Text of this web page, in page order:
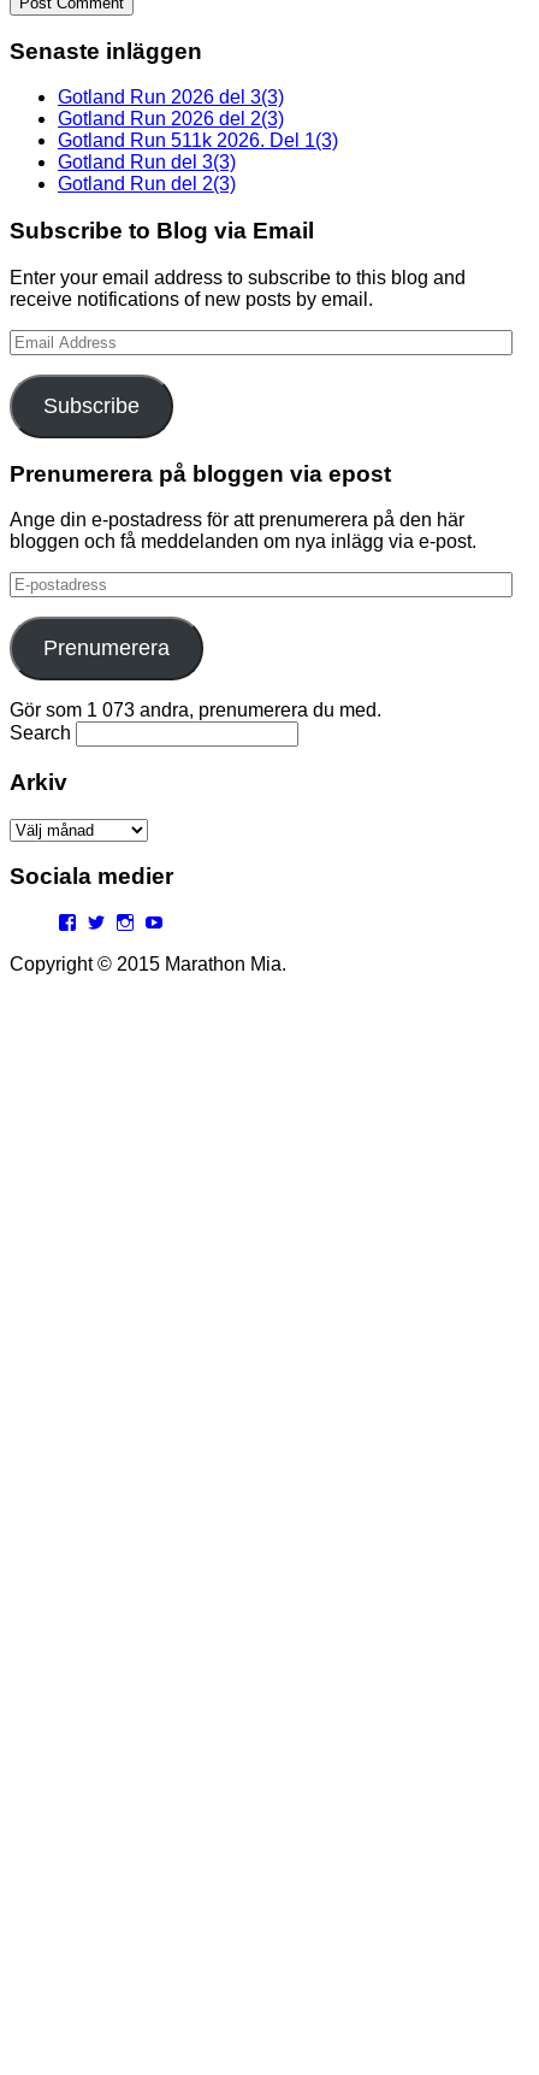
Senaste inläggen
Gotland Run 2026 del 3(3)
Gotland Run 2026 del 2(3)
Gotland Run 511k 2026. Del 1(3)
Gotland Run del 3(3)
Gotland Run del 2(3)
Subscribe to Blog via Email
Enter your email address to subscribe to this blog and
receive notifications of new posts by email.
Email
Address
Subscribe
Prenumerera på bloggen via epost
Ange din e-postadress för att prenumerera på den här
bloggen och få meddelanden om nya inlägg via e-post.
E-
postadress
Prenumerera
Gör som 1 073 andra, prenumerera du med.
Search
Arkiv
Arkiv
Sociala medier
Facebook
TwitterInstagram
Copyright © 2015 Marathon Mia.